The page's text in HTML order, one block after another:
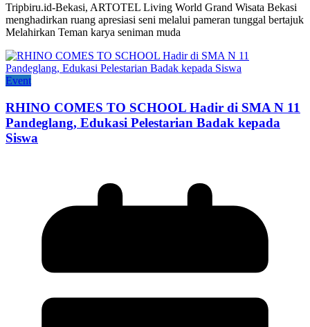
Tripbiru.id-Bekasi, ARTOTEL Living World Grand Wisata Bekasi
menghadirkan ruang apresiasi seni melalui pameran tunggal bertajuk
Melahirkan Teman karya seniman muda
Event
RHINO COMES TO SCHOOL Hadir di SMA N 11
Pandeglang, Edukasi Pelestarian Badak kepada
Siswa